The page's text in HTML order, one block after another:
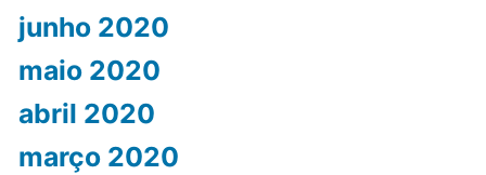
junho 2020
maio 2020
abril 2020
março 2020